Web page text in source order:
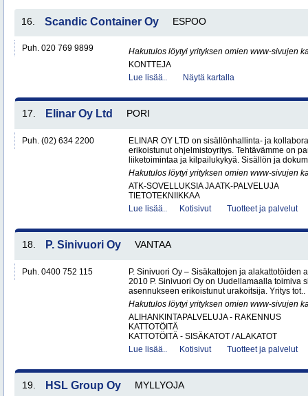
16. Scandic Container Oy ESPOO
Puh. 020 769 9899
Hakutulos löytyi yrityksen omien www-sivujen
KONTTEJA
Lue lisää..
Näytä kartalla
17. Elinar Oy Ltd PORI
Puh. (02) 634 2200
ELINAR OY LTD on sisällönhallinta- ja
erikoistunut ohjelmistoyritys. Tehtävämme on
liiketoimintaa ja kilpailukykyä. Sisällön ja
Hakutulos löytyi yrityksen omien www-sivujen
ATK-SOVELLUKSIA JA ATK-PALVELUJA
TIETOTEKNIIKKAA
Lue lisää..
Kotisivut Tuotteet ja palvelut
18. P. Sinivuori Oy VANTAA
Puh. 0400 752 115
P. Sinivuori Oy – Sisäkattojen ja alakattotöiden
2010 P. Sinivuori Oy on Uudellamaalla toimiva
asennukseen erikoistunut urakoitsija. Yritys tot..
Hakutulos löytyi yrityksen omien www-sivujen
ALIHANKINTAPALVELUJA - RAKENNUS
KATTOTÖITÄ
KATTOTÖITÄ - SISÄKATOT / ALAKATOT
Lue lisää..
Kotisivut Tuotteet ja palvelut
19. HSL Group Oy MYLLYOJA